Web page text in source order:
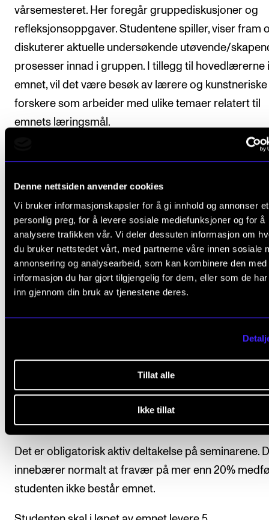
Denne nettsiden anvender cookies
Vi bruker informasjonskapsler for å gi innhold og annonser et
personlig preg, for å levere sosiale mediefunksjoner og for å
analysere trafikken vår. Vi deler dessuten informasjon om
du bruker nettstedet vårt, med partnerne våre innen sosiale
annonsering og analysearbeid, som kan kombinere den med
informasjon du har gjort tilgjengelig for dem, eller som de
inn gjennom din bruk av tjenestene deres.
Tillat alle
Ikke tillat
vårsemesteret. Her foregår gruppediskusjoner og
refleksjonsoppgaver. Studentene spiller, viser fram
diskuterer aktuelle undersøkende utøvende/
prosesser innad i gruppen. I tillegg til hovedlærerne i
emnet, vil det være besøk av lærere og kunstneriske
forskere som arbeider med ulike temaer relatert til
emnets læringsmål.
På verkstedsseminarene bidrar lærer og studenter
diskusjoner og gruppearbeid. Arbeider underveis
til en avsluttende mappelevering.
Plan for undervisningen skal foreligge ved starten av
studieåret.
bidrar aktivt i gruppediskusjoner.
Det er obligatorisk aktiv deltakelse på seminarene.
innebærer normalt at fravær på mer enn 20%
studenten ikke består emnet.